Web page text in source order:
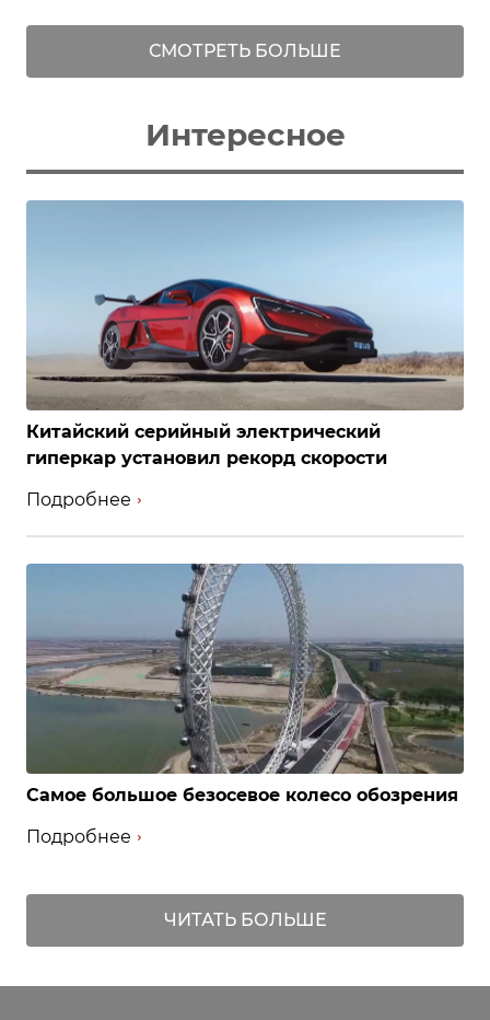
СМОТРЕТЬ БОЛЬШЕ
Интересное
Китайский серийный электрический
гиперкар установил рекорд скорости
Подробнее
Самое большое безосевое колесо обозрения
Подробнее
ЧИТАТЬ БОЛЬШЕ